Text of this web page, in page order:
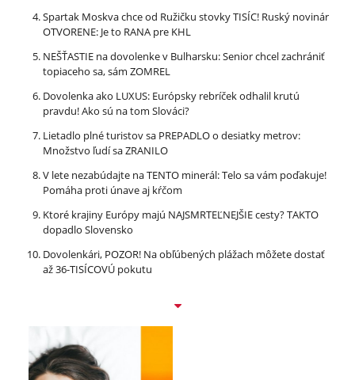
Spartak Moskva chce od Ružičku stovky TISÍC! Ruský novinár
OTVORENE: Je to RANA pre KHL
NEŠŤASTIE na dovolenke v Bulharsku: Senior chcel zachrániť
topiaceho sa, sám ZOMREL
Dovolenka ako LUXUS: Európsky rebríček odhalil krutú
pravdu! Ako sú na tom Slováci?
Lietadlo plné turistov sa PREPADLO o desiatky metrov:
Množstvo ľudí sa ZRANILO
V lete nezabúdajte na TENTO minerál: Telo sa vám poďakuje!
Pomáha proti únave aj kŕčom
Ktoré krajiny Európy majú NAJSMRTEĽNEJŠIE cesty? TAKTO
dopadlo Slovensko
Dovolenkári, POZOR! Na obľúbených plážach môžete dostať
až 36-TISÍCOVÚ pokutu